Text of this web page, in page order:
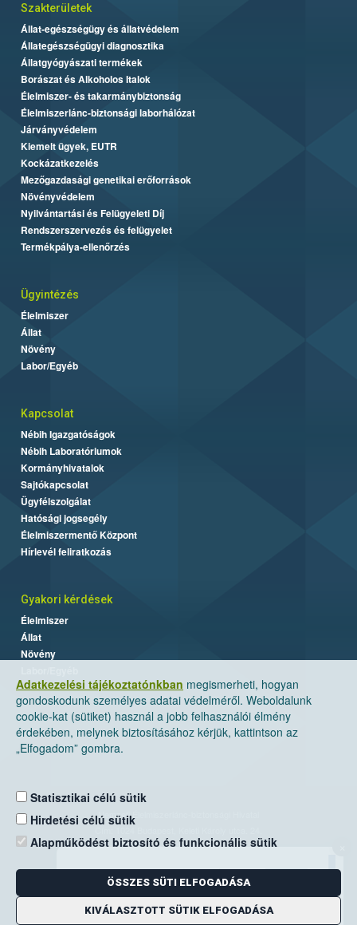
Adatkezelési tájékoztatónkban megismerheti, hogyan
gondoskodunk személyes adatai védelméről. Weboldalunk
cookie-kat (sütiket) használ a jobb felhasználói élmény
érdekében, melynek biztosításához kérjük, kattintson az
„Elfogadom” gombra.
Statisztikai célú sütik
Hirdetési célú sütik
Alapműködést biztosító és funkcionális sütik
ÖSSZES SÜTI ELFOGADÁSA
KIVÁLASZTOTT SÜTIK ELFOGADÁSA
Szakterületek
Állat-egészségügy és állatvédelem
Állategészségügyi diagnosztika
Állatgyógyászati termékek
Borászat és Alkoholos Italok
Élelmiszer- és takarmánybiztonság
Élelmiszerlánc-biztonsági laborhálózat
Járványvédelem
Kiemelt ügyek, EUTR
Kockázatkezelés
Mezőgazdasági genetikai erőforrások
Növényvédelem
Nyilvántartási és Felügyeleti Díj
Rendszerszervezés és felügyelet
Termékpálya-ellenőrzés
Ügyintézés
Élelmiszer
Állat
Növény
Labor/Egyéb
Kapcsolat
Nébih Igazgatóságok
Nébih Laboratóriumok
Kormányhivatalok
Sajtókapcsolat
Ügyfélszolgálat
Hatósági jogsegély
Élelmiszermentő Központ
Hírlevél feliratkozás
Gyakori kérdések
Élelmiszer
Állat
Növény
Nemzeti Élelmiszerlánc-biztonsági Hivatal
Levelezési cím: 1525 Budapest. Pf. 30.
E-mail:ugyfelszolgalat@nebih.gov.hu
Zöld szám: 06-80/263-244
Telefon: 06-1/ 336-9000